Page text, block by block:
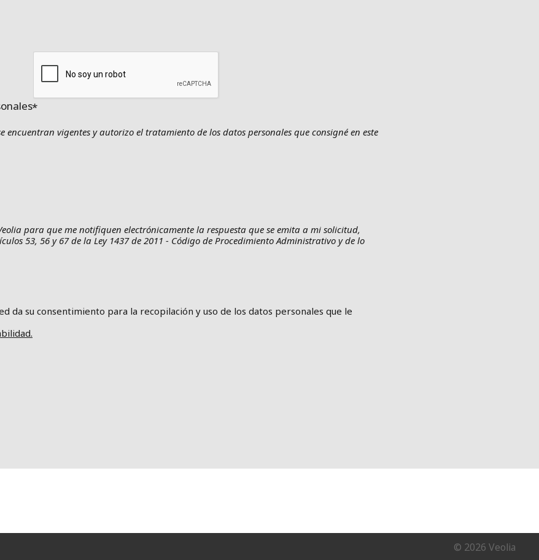
encuentran vigentes y autorizo el tratamiento de los datos personales que consigné en este
para que me notifiquen electrónicamente la respuesta que se emita a mi solicitud,
53, 56 y 67 de la Ley 1437 de 2011 - Código de Procedimiento Administrativo y de lo
da su consentimiento para la recopilación y uso de los datos personales que le
© 2026 Veolia